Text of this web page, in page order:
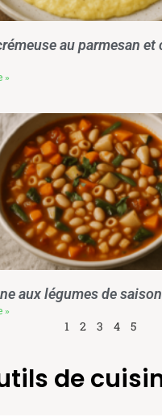
au parmesan
»
aux légumes de saison
»
1 2 3 4 5
de